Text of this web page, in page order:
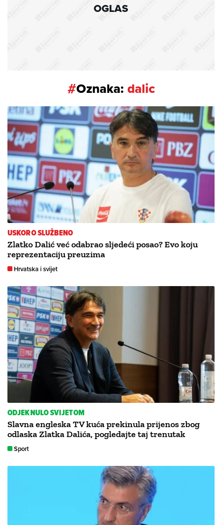
OGLAS
#Oznaka: dalic
USKORO SLUŽBENO
Zlatko Dalić već odabrao sljedeći posao? Evo koju
reprezentaciju preuzima
Hrvatska i svijet
ODJEKNULO SVIJETOM
Slavna engleska TV kuća prekinula prijenos zbog
odlaska Zlatka Dalića, pogledajte taj trenutak
Sport